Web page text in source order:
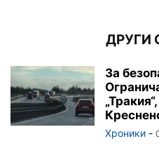
ДРУГИ
За
Хроники -